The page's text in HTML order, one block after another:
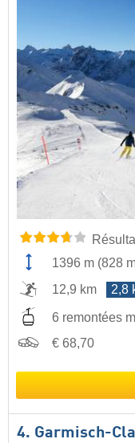
1396 m (828
12,9 km
2,8
6 remontées
€ 68,70
4. Garmisch-